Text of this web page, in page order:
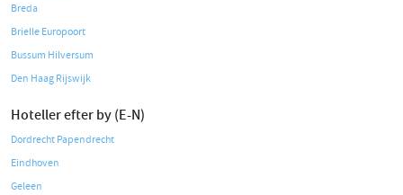
Breda
Brielle Europoort
Bussum Hilversum
Den Haag Rijswijk
Hoteller efter by (E-N)
Dordrecht Papendrecht
Eindhoven
Geleen